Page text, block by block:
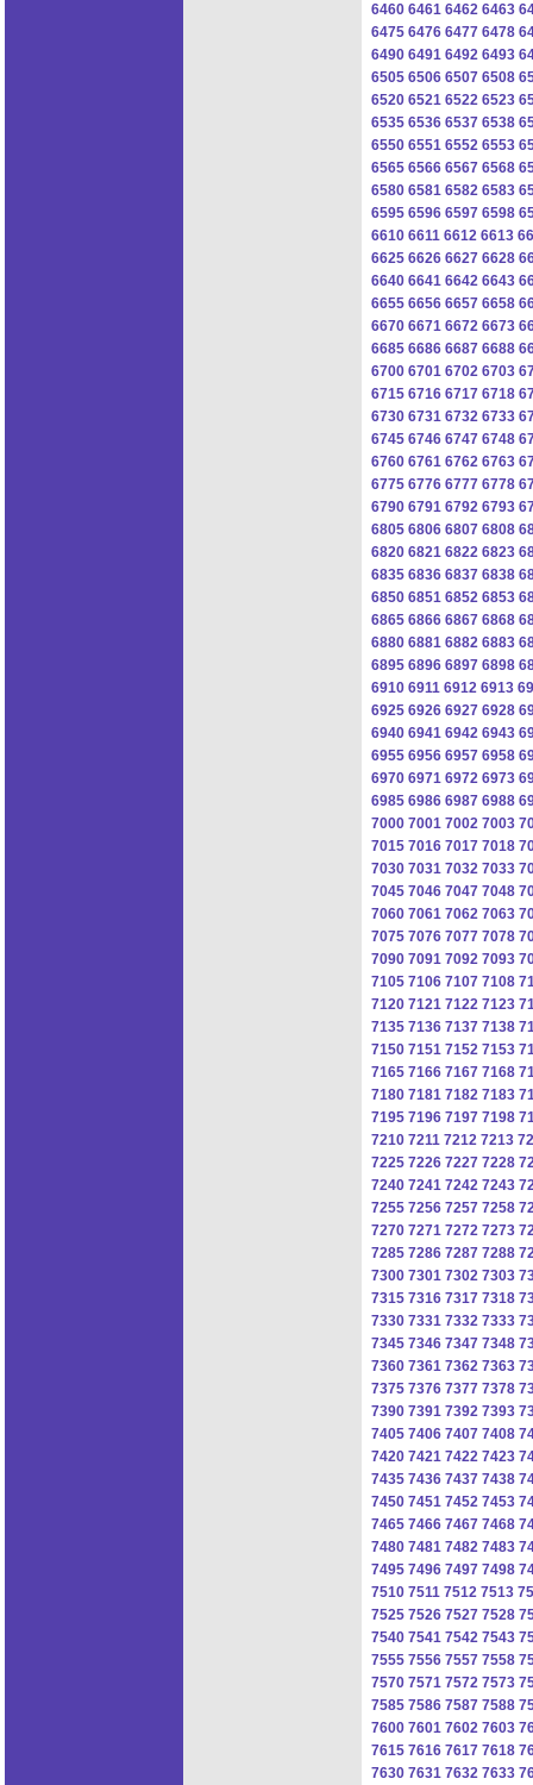
6460 6461 6462 6463
6475 6476 6477 6478
6490 6491 6492 6493
6505 6506 6507 6508
6520 6521 6522 6523
6535 6536 6537 6538
6550 6551 6552 6553
6565 6566 6567 6568
6580 6581 6582 6583
6595 6596 6597 6598
6610 6611 6612 6613
6625 6626 6627 6628
6640 6641 6642 6643
6655 6656 6657 6658
6670 6671 6672 6673
6685 6686 6687 6688
6700 6701 6702 6703
6715 6716 6717 6718
6730 6731 6732 6733
6745 6746 6747 6748
6760 6761 6762 6763
6775 6776 6777 6778
6790 6791 6792 6793
6805 6806 6807 6808
6820 6821 6822 6823
6835 6836 6837 6838
6850 6851 6852 6853
6865 6866 6867 6868
6880 6881 6882 6883
6895 6896 6897 6898
6910 6911 6912 6913
6925 6926 6927 6928
6940 6941 6942 6943
6955 6956 6957 6958
6970 6971 6972 6973
6985 6986 6987 6988
7000 7001 7002 7003
7015 7016 7017 7018
7030 7031 7032 7033
7045 7046 7047 7048
7060 7061 7062 7063
7075 7076 7077 7078
7090 7091 7092 7093
7105 7106 7107 7108
7120 7121 7122 7123
7135 7136 7137 7138
7150 7151 7152 7153
7165 7166 7167 7168
7180 7181 7182 7183
7195 7196 7197 7198
7210 7211 7212 7213
7225 7226 7227 7228
7240 7241 7242 7243
7255 7256 7257 7258
7270 7271 7272 7273
7285 7286 7287 7288
7300 7301 7302 7303
7315 7316 7317 7318
7330 7331 7332 7333
7345 7346 7347 7348
7360 7361 7362 7363
7375 7376 7377 7378
7390 7391 7392 7393
7405 7406 7407 7408
7420 7421 7422 7423
7435 7436 7437 7438
7450 7451 7452 7453
7465 7466 7467 7468
7480 7481 7482 7483
7495 7496 7497 7498
7510 7511 7512 7513
7525 7526 7527 7528
7540 7541 7542 7543
7555 7556 7557 7558
7570 7571 7572 7573
7585 7586 7587 7588
7600 7601 7602 7603
7615 7616 7617 7618
7630 7631 7632 7633